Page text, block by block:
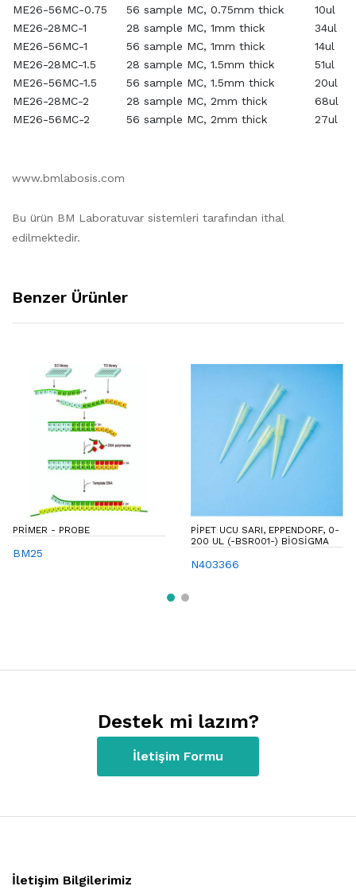
ME26-56MC-0.75 56 sample MC, 0.75mm thick
10ul
ME26-28MC-1
28 sample MC, 1mm thick
34ul
ME26-56MC-1
56 sample MC, 1mm thick
14ul
ME26-28MC-1.5
28 sample MC, 1.5mm thick
51ul
ME26-56MC-1.5
56 sample MC, 1.5mm thick
20ul
ME26-28MC-2
28 sample MC, 2mm thick
68ul
ME26-56MC-2
56 sample MC, 2mm thick 27ul
www.bmlabosis.com
Bu ürün BM Laboratuvar sistemleri tarafından ithal
edilmektedir.
Benzer Ürünler
PRIMER - PROBE
BM25
PIPET UCU SARI, EPPENDORF, 0-
200 UL (-BSR001-) BIOSIGMA
N403366
Destek mi lazım?
İletişim Formu
İletişim Bilgilerimiz